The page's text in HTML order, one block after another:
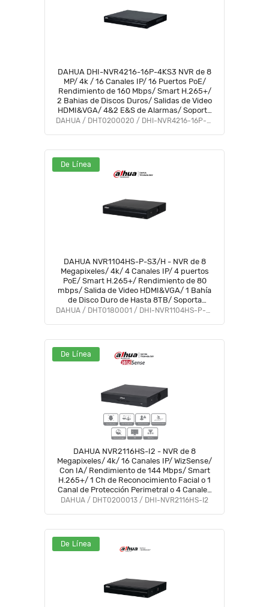
DAHUA DHI-NVR4216-16P-4KS3 NVR de 8
MP/ 4k / 16 Canales IP/ 16 Puertos PoE/
Rendimiento de 160 Mbps/ Smart H.265+/
2 Bahias de Discos Duros/ Salidas de Video
HDMI&VGA/ 4&2 E&S de Alarmas/ Soporta
cámaras WizSense/ H.265+/ 4 canales SMDDAHUA / DHT0200020 / DHI-NVR4216-16P-4KS3
De Línea
DAHUA NVR1104HS-P-S3/H - NVR de 8
Megapixeles/ 4k/ 4 Canales IP/ 4 puertos
PoE/ Smart H.265+/ Rendimiento de 80
mbps/ Salida de Video HDMI&VGA/ 1 Bahía
de Disco Duro de Hasta 8TB/ Soporta
Camaras con Protocolo Onvif & RTSP/ DAHUA / DHT0180001 / DHI-NVR1104HS-P-S3/H
De Línea
DAHUA NVR2116HS-I2 - NVR de 8
Megapixeles/ 4k/ 16 Canales IP/ WizSense/
Con IA/ Rendimiento de 144 Mbps/ Smart
H.265+/ 1 Ch de Reconocimiento Facial o 1
Canal de Protección Perimetral o 4 Canales
de SMD/ 1 Puerto SATA 10 TB/ HDMI&VGA/
DAHUA / DHT0200013 / DHI-NVR2116HS-I2
De Línea